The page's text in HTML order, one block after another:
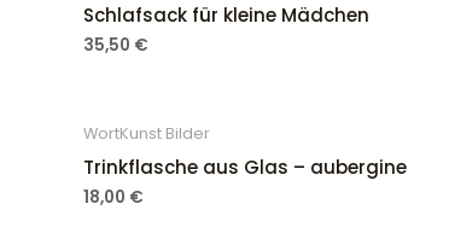
Schlafsack für kleine Mädchen
35,50 €
WortKunst Bilder
Trinkflasche aus Glas – aubergine
18,00 €